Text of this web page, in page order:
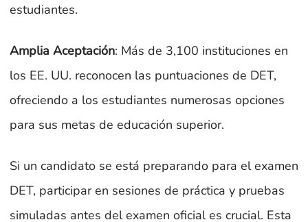
estudiantes.
Amplia Aceptación: Más de 3,100 instituciones en
los EE. UU. reconocen las puntuaciones de DET,
ofreciendo a los estudiantes numerosas opciones
para sus metas de educación superior.
Si un candidato se está preparando para el examen
DET, participar en sesiones de práctica y pruebas
simuladas antes del examen oficial es crucial. Esta